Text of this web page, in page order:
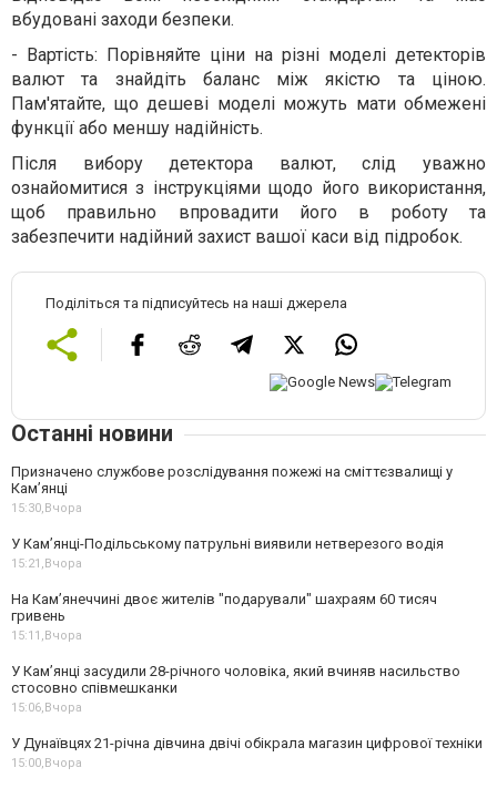
вбудовані заходи безпеки.
-
Вартість: Порівняйте ціни на різні моделі детекторів
валют та знайдіть баланс між якістю та ціною.
Пам'ятайте, що дешеві моделі можуть мати обмежені
функції або меншу надійність.
Після вибору детектора валют, слід уважно
ознайомитися з інструкціями щодо його використання,
щоб правильно впровадити його в роботу та
забезпечити надійний захист вашої каси від підробок.
Поділіться та підписуйтесь на наші джерела
Останні новини
Призначено службове розслідування пожежі на сміттєзвалищі у
Кам’янці
15:30,Вчора
У Кам’янці-Подільському патрульні виявили нетверезого водія
15:21,Вчора
На Камʼянеччині двоє жителів "подарували" шахраям 60 тисяч
гривень
15:11,Вчора
У Камʼянці засудили 28-річного чоловіка, який вчиняв насильство
стосовно співмешканки
15:06,Вчора
У Дунаївцях 21-річна дівчина двічі обікрала магазин цифрової техніки
15:00,Вчора